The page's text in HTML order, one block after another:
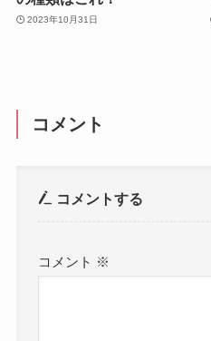
2023年10月31日
コメント
コメントする
コメント ※